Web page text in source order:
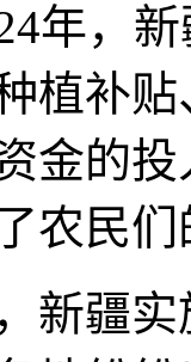
，新
植补
金的
农民
疆实